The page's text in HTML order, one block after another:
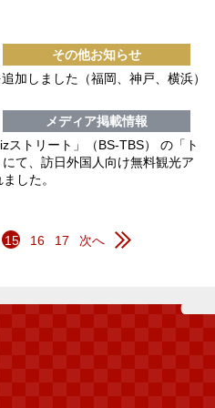
その他お知らせ
加しました（福岡、神戸、横浜）
メディア掲載情報
ストリート」（BS-TBS） の「ト
て、訪日外国人向け無料観光ア
した。
15 16 17 次へ